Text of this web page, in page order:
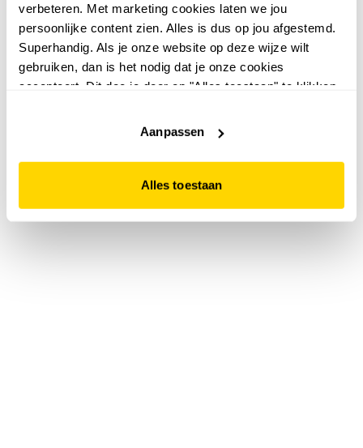
verbeteren. Met marketing cookies laten we jou
persoonlijke content zien. Alles is dus op jou afgestemd.
Superhandig. Als je onze website op deze wijze wilt
gebruiken, dan is het nodig dat je onze cookies
accepteert. Dit doe je door op "Alles toestaan" te klikken.
website niet optimaal functioneert.
Aanpassen
Alles toestaan